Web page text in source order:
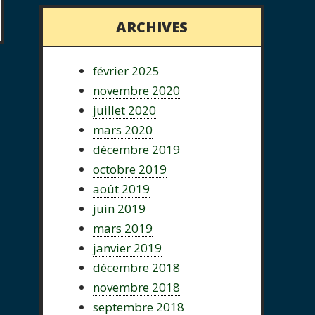
ARCHIVES
février 2025
novembre 2020
juillet 2020
mars 2020
décembre 2019
octobre 2019
août 2019
juin 2019
mars 2019
janvier 2019
décembre 2018
novembre 2018
septembre 2018